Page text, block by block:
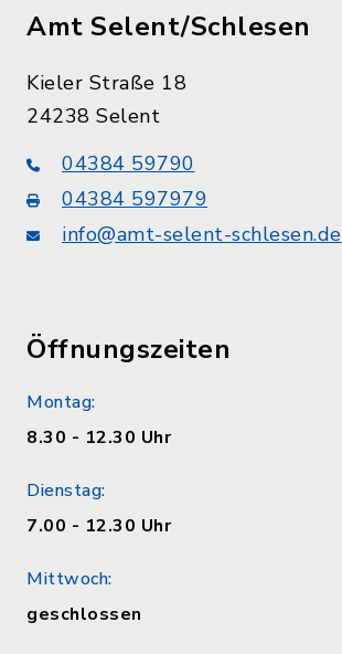
Amt Selent/Schlesen
Kieler Straße 18
24238 Selent
04384 59790
04384 597979
info@amt-selent-schlesen.de
Öffnungszeiten
Montag:
8.30 - 12.30 Uhr
Dienstag:
7.00 - 12.30 Uhr
Mittwoch:
geschlossen